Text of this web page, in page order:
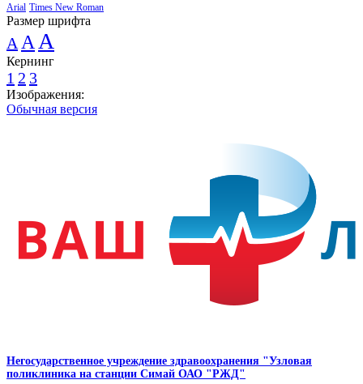
Arial Times New Roman
Размер шрифта
A AA
Кернинг
1 2 3
Изображения:
Обычная версия
Негосударственное учреждение здравоохранения "Узловая
поликлиника на станции Симай ОАО "РЖД"